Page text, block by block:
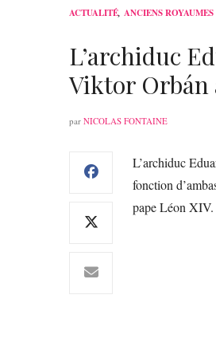
ACTUALITÉ, ANCIENS ROYAUMES
L’archiduc
Viktor Orbán
par NICOLAS FONTAINE
L’archiduc
fonction
pape Léon XIV.